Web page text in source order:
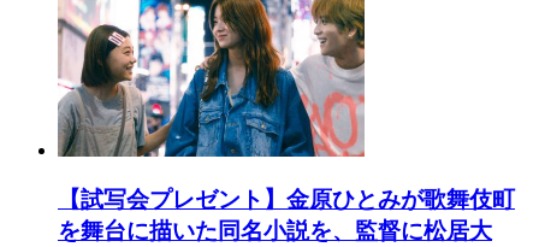
【試写会プレゼント】金原ひとみが歌舞伎町
を舞台に描いた同名小説を、監督に松居大